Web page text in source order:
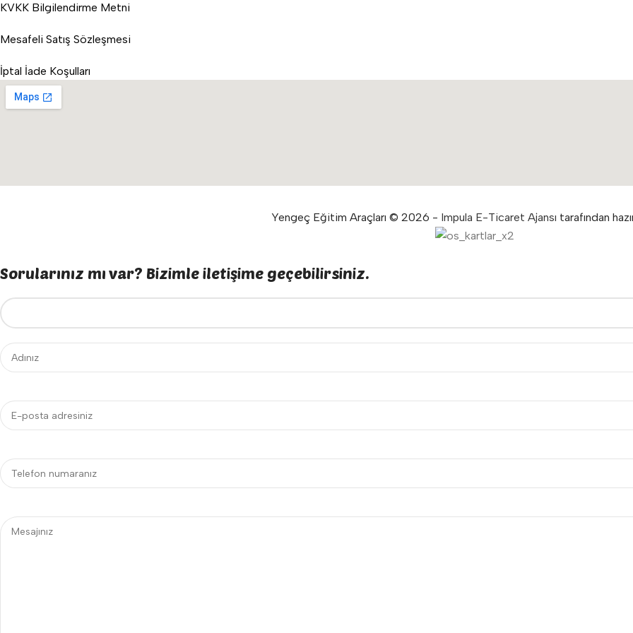
KVKK Bilgilendirme Metni
Mesafeli Satış Sözleşmesi
İptal İade Koşulları
Yengeç Eğitim Araçları © 2026 - Impula E-Ticaret Ajansı tarafından
Sorularınız mı var? Bizimle iletişime geçebilirsiniz.